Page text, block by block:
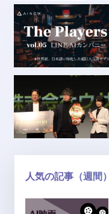
人気の記事（週間）